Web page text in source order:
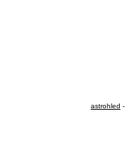
astrohled -